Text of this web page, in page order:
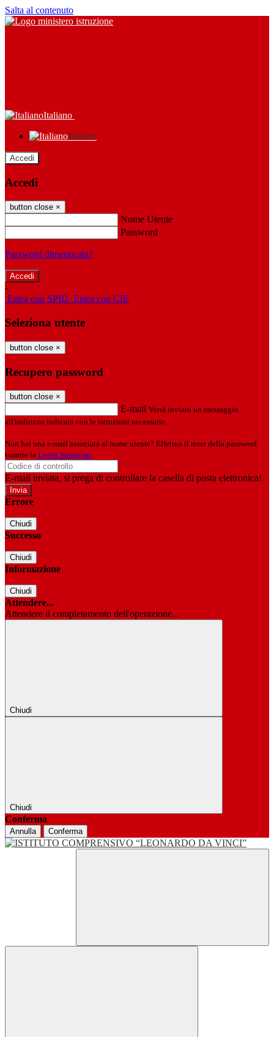
Salta al contenuto
Italiano
Italiano
Accedi
Accedi
button close ×
Nome Utente
Password
Password dimenticata?
-
Entra con SPID Entra con CIE
Seleziona utente
button close ×
Recupero password
button close ×
E-mail Verrà inviato un messaggio
all'indirizzo indicato con le istruzioni necessarie.
Non hai una e-mail associata al nome utente? Effettua il reset della password
tramite la Login Spaggiari
E-mail inviata, si prega di controllare la casella di posta elettronica!
Errore
Chiudi
Successo
Chiudi
Informazione
Chiudi
Attendere...
Attendere il completamento dell'operazione...
Chiudi
Chiudi
Conferma
Annulla Conferma